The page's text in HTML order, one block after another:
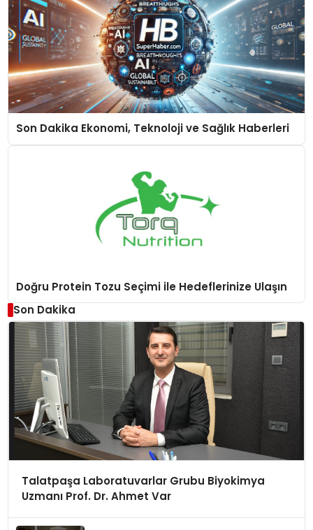
Son Dakika Ekonomi, Teknoloji ve Sağlık Haberleri
Doğru Protein Tozu Seçimi ile Hedeflerinize Ulaşın
Son Dakika
Talatpaşa Laboratuvarlar Grubu Biyokimya
Uzmanı Prof. Dr. Ahmet Var